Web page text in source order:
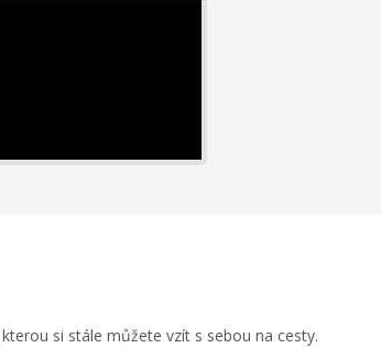
si stále můžete vzít s sebou na cesty.